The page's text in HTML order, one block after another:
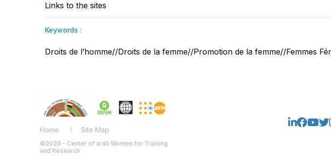
Links to the sites
Keywords :
Droits de l’homme//Droits de la femme//Promotion de la femme//Femmes
Home Site Map
©2020 - Center of arab Women for Training
and Research